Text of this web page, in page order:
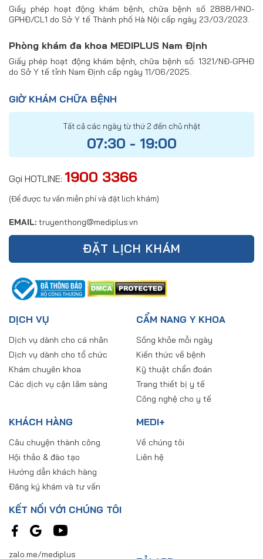
Giấy phép hoạt động khám bệnh, chữa bệnh số 2888/HNO-
GPHĐ/CL1 do Sở Y tế Thành phố Hà Nội cấp ngày 23/03/2023.
Phòng khám đa khoa MEDIPLUS Nam Định
Giấy phép hoạt động khám bệnh, chữa bệnh số: 1321/NĐ-GPHĐ
do Sở Y tế tỉnh Nam Định cấp ngày 11/06/2025.
GIỜ KHÁM CHỮA BỆNH
Tất cả các ngày từ thứ 2 đến chủ nhật
07:30 - 19:00
Gọi HOTLINE: 1900 3366
(Để được tư vấn miễn phí và đặt lich khám)
EMAIL: truyenthong@mediplus.vn
ĐẶT LỊCH KHÁM
DỊCH VỤ
Dịch vụ dành cho cá nhân
Dịch vụ dành cho tổ chức
Khám chuyên khoa
Các dịch vụ cận lâm sàng
CẨM NANG Y KHOA
Sống khỏe mỗi ngày
Kiến thức về bệnh
Kỹ thuật chẩn đoán
Trang thiết bị y tế
Công nghệ cho y tế
KHÁCH HÀNG
Câu chuyện thành công
Hội thảo & đào tạo
Hướng dẫn khách hàng
Đăng ký khám và tư vấn
MEDI+
Về chúng tôi
Liên hệ
KẾT NỐI VỚI CHÚNG TÔI
zalo.me/mediplus